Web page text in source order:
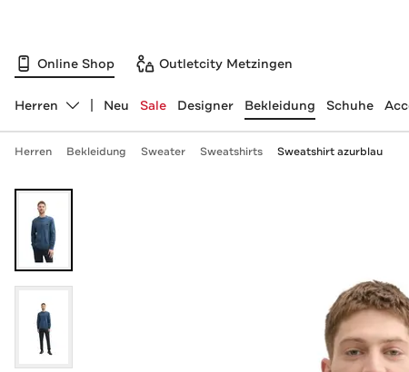
Online Shop Outletcity Metzingen
Abteilung ändern, ausgewählt:
Herren Neu Sale Designer Bekleidung Schuhe
Herren Bekleidung Sweater Sweatshirts Sweatshirt azurblau